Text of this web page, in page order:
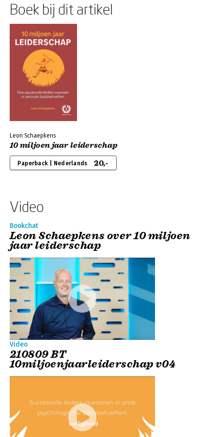
Boek bij dit artikel
Leon Schaepkens
10 miljoen jaar leiderschap
Paperback | Nederlands 20,-
Video
Bookchat
Leon Schaepkens over 10 miljoen
jaar leiderschap
Video
210809 BT
10miljoenjaarleiderschap v04